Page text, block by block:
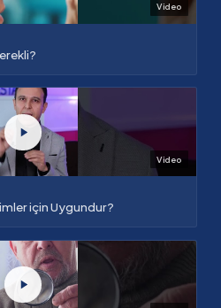
Video
Video
için Uygundur?